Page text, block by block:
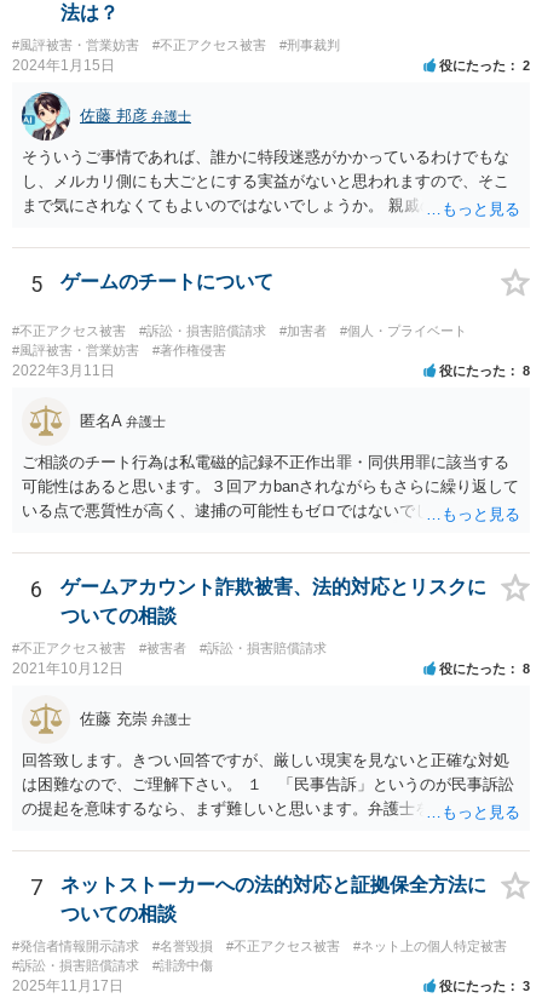
法は？
#風評被害・営業妨害 #不正アクセス被害 #刑事裁判
2024年1月15日 役にたった 2
佐藤 邦彦 弁護士
そういうご事情であれば、誰かに特段迷惑がかかっているわけでもな
し、メルカリ側にも大ごとにする実益がないと思われますので、そこ
まで気にされなくてもよいのではないでしょうか。 親戚のお子様に
心ください。
5 ゲームのチートについて
#不正アクセス被害 #訴訟・損害賠償請求 #加害者
#個人・プライベート
#風評被害・営業妨害
#著作権侵害
2022年3月11日 役にたった 8
匿名A 弁護士
ご相談のチート行為は私電磁的記録不正作出罪・同供用罪に該当する
可能性はあると思います。３回アカbanされながらもさらに繰り返して
いる点で悪質性が高く、逮捕の可能性もゼロではないでしょう。
6
ゲームアカウント詐欺被害、法的対応とリスクに
ついての相談
#不正アクセス被害 #被害者 #訴訟・損害賠償請求
2021年10月12日 役にたった 8
佐藤 充崇 弁護士
回答致します。きつい回答ですが、厳しい現実を見ないと正確な対処
は困難なので、ご理解下さい。 １ 「民事告訴」というのが民事訴訟
の提起を意味するなら、まず難しいと思います。弁護士を頼まないと
出来ますが、警察が真剣に捜査する可能性は低いです。ゲームアカウ
ントの売買禁止のアプリの場合、相談者の方に犯罪が成立しうると警
告を出される恐れすらあります。 ３ 捕まる可能性はそれほど高くな
いですが、２のような警告や取り調べはされる可能性はゼロではあり
ません。 ４ １で述べた通り、弁護士を依頼出来ないとなると、相手
の氏名・住所の特定が困難で、事実上民事訴訟提起は困難だからで
7
ネットストーカーへの法的対応と証拠保全方法に
ついての相談
#発信者情報開示請求 #名誉毀損 #不正アクセス被害
#ネット上の個人特定被害
#訴訟・損害賠償請求
#誹謗中傷
2025年11月17日 役にたった 3